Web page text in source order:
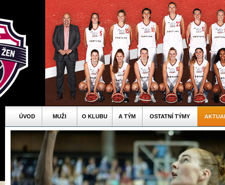
ÚVOD MUŽI O KLUBU A TÝM OSTATNÍ TÝMY